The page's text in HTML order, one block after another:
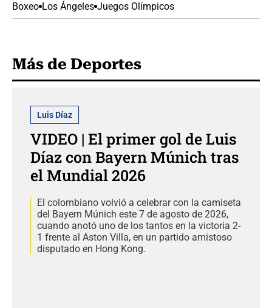
Boxeo Los Ángeles Juegos Olímpicos
Más de Deportes
Luis Díaz
VIDEO | El primer gol de Luis
Díaz con Bayern Múnich tras
el Mundial 2026
El colombiano volvió a celebrar con la camiseta
del Bayern Múnich este 7 de agosto de 2026,
cuando anotó uno de los tantos en la victoria 2-
1 frente al Aston Villa, en un partido amistoso
disputado en Hong Kong.